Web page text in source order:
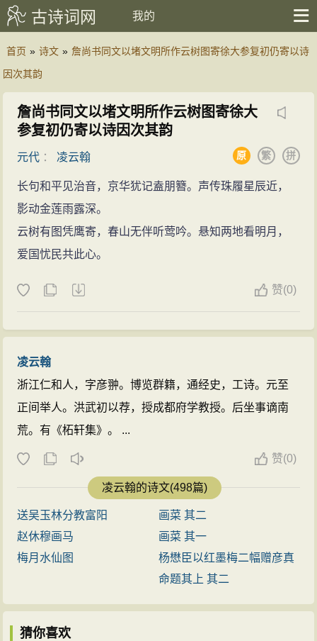
古诗词网 我的
首页 » 诗文 » 詹尚书同文以堵文明所作云树图寄徐大参复初仍寄以诗
因次其韵
詹尚书同文以堵文明所作云树图寄徐大
参复初仍寄以诗因次其韵
元代 ： 凌云翰 拼
繁
原
长句和平见治音，京华犹记盍朋簪。声传珠履星辰近，
影动金莲雨露深。
云树有图凭鹰寄，春山无伴听莺吟。悬知两地看明月，
爱国忧民共此心。
赞(0)
凌云翰
浙江仁和人，字彦翀。博览群籍，通经史，工诗。元至
正间举人。洪武初以荐，授成都府学教授。后坐事谪南
荒。有《柘轩集》。 ...
赞(0)
凌云翰的诗文(498篇)
送吴玉林分教富阳
画菜 其二
赵休穆画马
画菜 其一
梅月水仙图
杨懋臣以红墨梅二幅赠彦真
命题其上 其二
猜你喜欢